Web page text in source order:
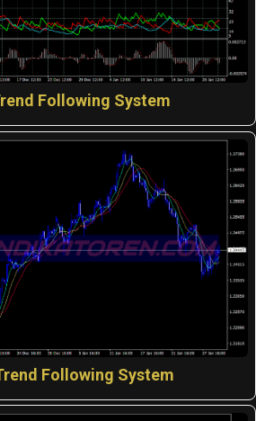
Following System
Following System